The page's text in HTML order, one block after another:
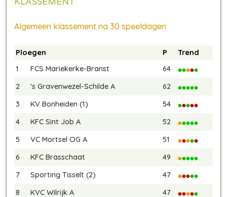
Algemeen klassement na 30 speeldagen
Ploegen P
Trend
1
FCS Mariekerke-Branst
64
2
's Gravenwezel-Schilde A
62
3
KV Bonheiden (1)
54
4
KFC Sint Job A
52
5
VC Mortsel OG A
51
6
KFC Brasschaat
49
7
Sporting Tisselt (2)
47
8
KVC Wilrijk A
47